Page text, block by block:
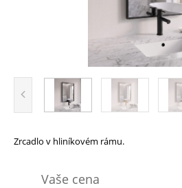
Zrcadlo v hliníkovém rámu.
Vaše cena